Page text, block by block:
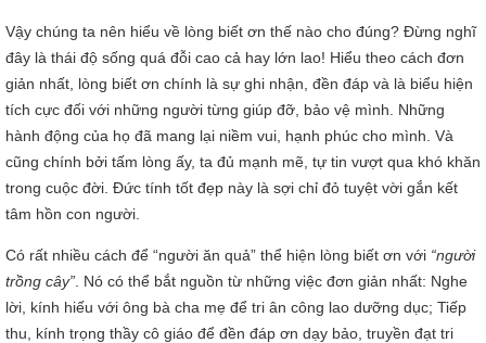
Vậy chúng ta nên hiểu về lòng biết ơn thế nào cho đúng? Đừng nghĩ
đây là thái độ sống quá đỗi cao cả hay lớn lao! Hiểu theo cách đơn
giản nhất, lòng biết ơn chính là sự ghi nhận, đền đáp và là biểu hiện
tích cực đối với những người từng giúp đỡ, bảo vệ mình. Những
hành động của họ đã mang lại niềm vui, hạnh phúc cho mình. Và
cũng chính bởi tấm lòng ấy, ta đủ mạnh mẽ, tự tin vượt qua khó khăn
trong cuộc đời. Đức tính tốt đẹp này là sợi chỉ đỏ tuyệt vời gắn kết
tâm hồn con người.
Có rất nhiều cách để “người ăn quả” thể hiện lòng biết ơn với “người
trồng cây” . Nó có thể bắt nguồn từ những việc đơn giản nhất: Nghe
lời, kính hiếu với ông bà cha mẹ để tri ân công lao dưỡng dục; Tiếp
thu, kính trọng thầy cô giáo để đền đáp ơn dạy bảo, truyền đạt tri